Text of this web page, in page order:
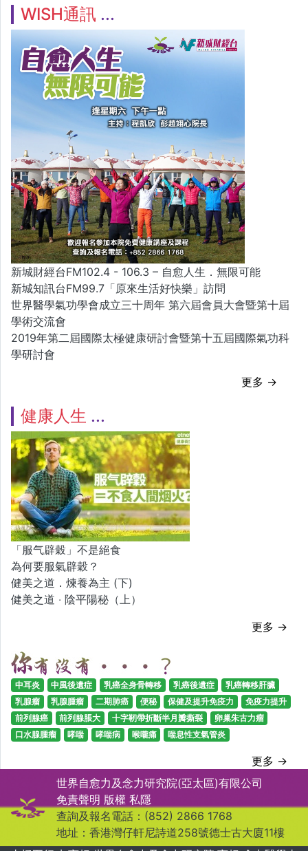
WISH通訊
新城財經台FM102.4 - 106.3 – 自愈人生．無限可能
新城知訊台FM99.7「原來生活好快樂」訪問
世界醫學氣功學會成立三十周年 第六屆會員大會暨第十屆
學術交流會
2019年第二屆國際太極健康研討會暨第十五屆國際氣功科
學研討會
更多 →
健康人生
「服气辟穀」不是絕食
為何要服氣辟穀？
健美之道．煉養為主 (下)
健美之道 ‧ 陰平陽秘（上）
更多 →
中耳炎 中風後遺症 乳癌全身骨轉移 乳癌後遺症
乳癌轉移肝臟
乳腺瘤
乳腺腫瘤 二期肺癌 便秘 保健及提升免疫力
免疫力提升
前列腺癌
前列腺脹大 十字靭帶折斷半月瓣撕裂
卵巢朱古力瘤
口水腺腫瘤
哮喘 哮喘病 喉嚨痛 喘息性支氣管炎
更多 →
世界自愈力及念力研究院(亞太區)有限公司
免責聲明 版權 私隱
查詢及報名電話：(852) 2866 1768
地址：香港灣仔軒尼詩道258號德士古大廈11樓